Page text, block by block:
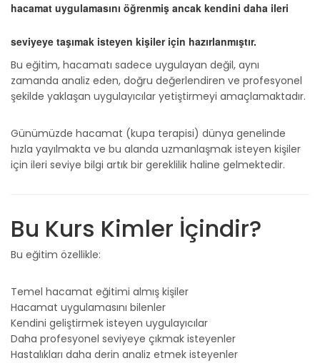
hacamat uygulamasını öğrenmiş ancak kendini daha ileri
seviyeye taşımak isteyen kişiler için hazırlanmıştır.
Bu eğitim, hacamatı sadece uygulayan değil, aynı
zamanda analiz eden, doğru değerlendiren ve profesyonel
şekilde yaklaşan uygulayıcılar yetiştirmeyi amaçlamaktadır.
Günümüzde hacamat (kupa terapisi) dünya genelinde
hızla yayılmakta ve bu alanda uzmanlaşmak isteyen kişiler
için ileri seviye bilgi artık bir gereklilik haline gelmektedir.
Bu Kurs Kimler İçindir?
Bu eğitim özellikle:
Temel hacamat eğitimi almış kişiler
Hacamat uygulamasını bilenler
Kendini geliştirmek isteyen uygulayıcılar
Daha profesyonel seviyeye çıkmak isteyenler
Hastalıkları daha derin analiz etmek isteyenler